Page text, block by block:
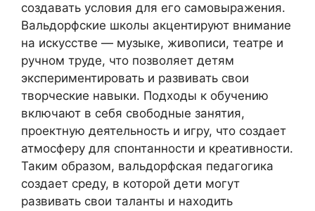
создавать условия для его самовыражения.
Вальдорфские школы акцентируют внимание
на искусстве — музыке, живописи, театре и
ручном труде, что позволяет детям
экспериментировать и развивать свои
творческие навыки. Подходы к обучению
включают в себя свободные занятия,
проектную деятельность и игру, что создает
атмосферу для спонтанности и креативности.
Таким образом, вальдорфская педагогика
создает среду, в которой дети могут
развивать свои таланты и находить